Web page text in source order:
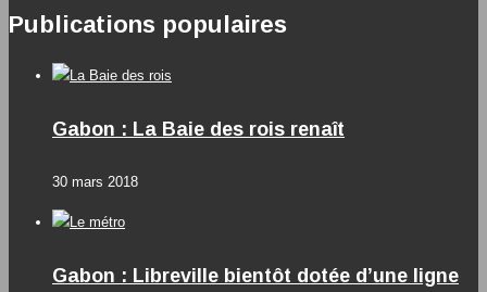
Publications populaires
Gabon : La Baie des rois renaît
30 mars 2018
Gabon : Libreville bientôt dotée d’une ligne